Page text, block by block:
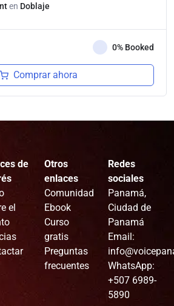
en Doblaje
0% Booked
Comprar ahora
de
el
Otros
enlaces
Comunidad
Ebook
Curso
gratis
Preguntas
frecuentes
Redes
sociales
Panamá,
Ciudad de
Panamá
Email:
WhatsApp:
+507 6989-
5890